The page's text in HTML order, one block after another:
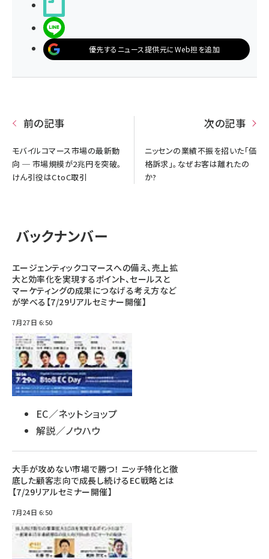
優先するニュース提供元にWeb担を追加
前の記事
モバイルコマース市場の最新動
向 ─ 市場規模が2兆円を突破。
けん引役はCtoC取引
次の記事
ニッセンの業績不振を招いた「価
格訴求」。なぜお客は離れたの
か?
バックナンバー
エージェンティックコマースへの備え、売上拡
大と効率化を実現するポイント、セールスと
マーケティングの成果につなげる考え方など
が学べる【7/29リアルセミナー開催】
7月27日 6:50
EC／ネットショップ
解説／ノウハウ
大手が攻めない市場で勝つ！ ニッチ特化と徹
底した顧客志向で成長し続けるEC戦略とは
【7/29リアルセミナー開催】
7月24日 6:50